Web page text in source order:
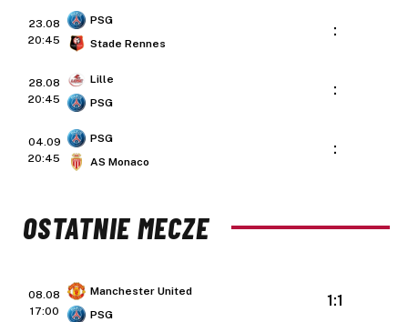
23.08
20:45
PSG
Stade Rennes
:
28.08
20:45
Lille
PSG
:
04.09
20:45
PSG
AS Monaco
:
OSTATNIE MECZE
08.08
17:00
Manchester United
PSG
1:1